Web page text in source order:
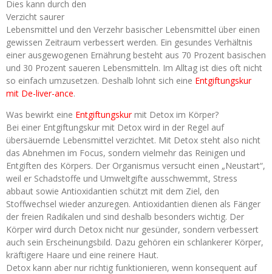
Dies kann durch den
Verzicht saurer
Lebensmittel und den Verzehr basischer Lebensmittel über einen
gewissen Zeitraum verbessert werden. Ein gesundes Verhältnis
einer ausgewogenen Ernährung besteht aus 70 Prozent basischen
und 30 Prozent saueren Lebensmitteln. Im Alltag ist dies oft nicht
so einfach umzusetzen. Deshalb lohnt sich eine Entgiftungskur
mit De-liver-ance.
Was bewirkt eine Entgiftungskurmit Detox im Körper?
Bei einer Entgiftungskur mit Detox wird in der Regel auf
übersäuernde Lebensmittel verzichtet. Mit Detox steht also nicht
das Abnehmen im Focus, sondern vielmehr das Reinigen und
Entgiften des Körpers. Der Organismus versucht einen „Neustart“,
weil er Schadstoffe und Umweltgifte ausschwemmt, Stress
abbaut sowie Antioxidantien schützt mit dem Ziel, den
Stoffwechsel wieder anzuregen. Antioxidantien dienen als Fänger
der freien Radikalen und sind deshalb besonders wichtig. Der
Körper wird durch Detox nicht nur gesünder, sondern verbessert
auch sein Erscheinungsbild. Dazu gehören ein schlankerer Körper,
kräftigere Haare und eine reinere Haut.
Detox kann aber nur richtig funktionieren, wenn konsequent auf